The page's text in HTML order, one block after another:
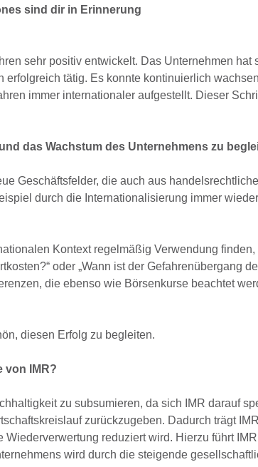
sind dir in Erinnerung
sehr positiv entwickelt. Das Unternehmen hat
tätig. Es konnte kontinuierlich
immer internationaler aufgestellt. Dieser
das Wachstum des Unternehmens zu
Geschäftsfelder, die auch aus
durch die Internationalisierung immer
Kontext regelmäßig Verwendung finden,
oder „Wann ist der Gefahrenübergang
die ebenso wie Börsenkurse beachtet
diesen Erfolg zu begleiten.
von IMR?
zu subsumieren, da sich IMR darauf
zurückzugeben. Dadurch trägt
reduziert wird. Hierzu führt
wird durch die steigende